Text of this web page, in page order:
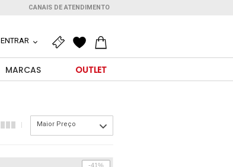
CANAIS DE ATENDIMENTO
ENTRAR
MARCAS OUTLET
Maior Preço
-41%